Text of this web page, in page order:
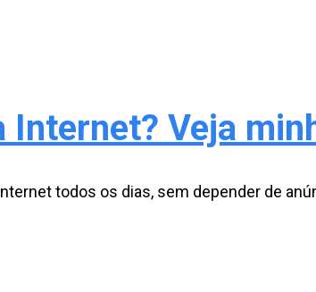
Veja
todos os dias, sem depender de